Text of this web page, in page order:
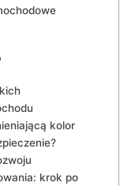
kolor
krok po